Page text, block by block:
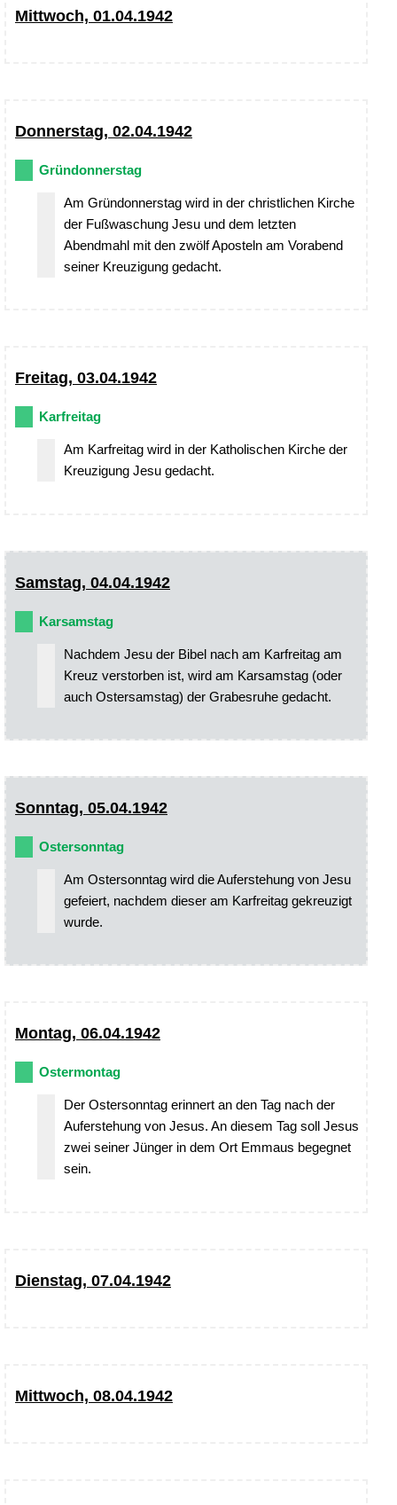
Mittwoch, 01.04.1942
Donnerstag, 02.04.1942
Gründonnerstag
Am Gründonnerstag wird in der christlichen Kirche
der Fußwaschung Jesu und dem letzten
Abendmahl mit den zwölf Aposteln am Vorabend
seiner Kreuzigung gedacht.
Freitag, 03.04.1942
Karfreitag
Am Karfreitag wird in der Katholischen Kirche der
Kreuzigung Jesu gedacht.
Samstag, 04.04.1942
Karsamstag
Nachdem Jesu der Bibel nach am Karfreitag am
Kreuz verstorben ist, wird am Karsamstag (oder
auch Ostersamstag) der Grabesruhe gedacht.
Sonntag, 05.04.1942
Ostersonntag
Am Ostersonntag wird die Auferstehung von Jesu
gefeiert, nachdem dieser am Karfreitag gekreuzigt
wurde.
Montag, 06.04.1942
Ostermontag
Der Ostersonntag erinnert an den Tag nach der
Auferstehung von Jesus. An diesem Tag soll Jesus
zwei seiner Jünger in dem Ort Emmaus begegnet
sein.
Dienstag, 07.04.1942
Mittwoch, 08.04.1942